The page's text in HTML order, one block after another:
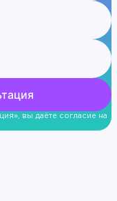
вы даёте согласие на